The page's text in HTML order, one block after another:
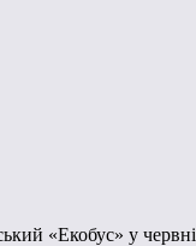
«Екобус» у червні